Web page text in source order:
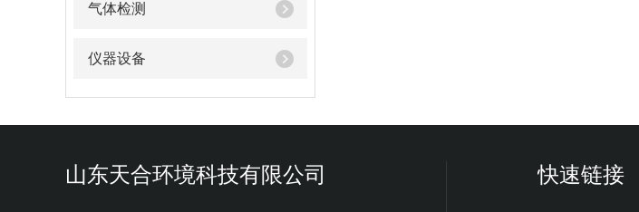
气体检测
仪器设备
山东天合环境科技有限公司 快速链接